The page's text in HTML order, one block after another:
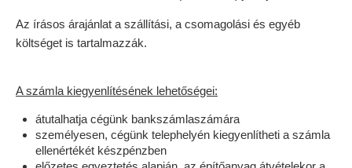
Az írásos árajánlat a szállítási, a csomagolási és egyéb
költséget is tartalmazzák.
A számla kiegyenlítésének lehetőségei:
átutalhatja cégünk bankszámlaszámára
személyesen, cégünk telephelyén kiegyenlítheti a számla
ellenértékét készpénzben